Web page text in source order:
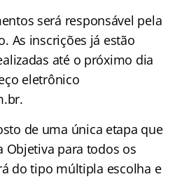
será responsável pela
As inscrições já estão
até o próximo dia
eletrônico
de uma única etapa que
Objetiva para todos os
do tipo múltipla escolha e